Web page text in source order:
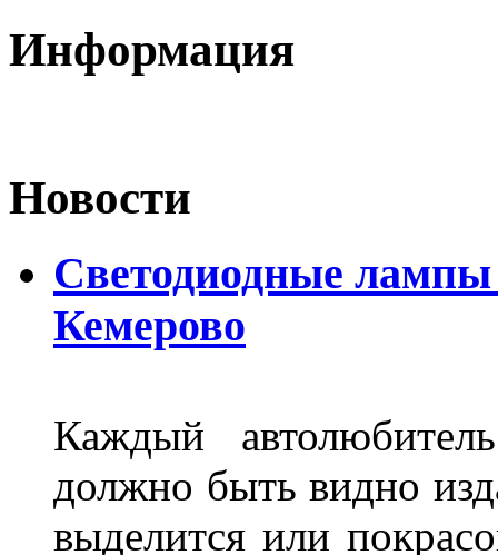
Информация
Новости
Светодиодные
Кемерово
Каждый
должно быть видно
выделится или